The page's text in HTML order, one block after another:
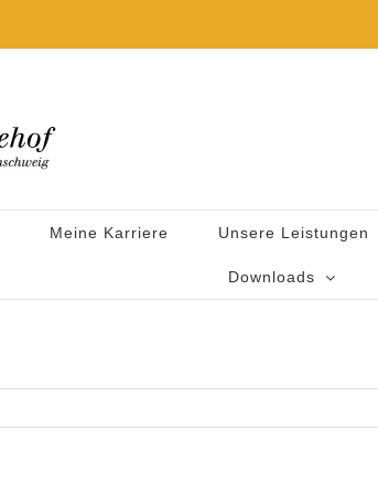
Meine Karriere Unsere Leistungen
Downloads